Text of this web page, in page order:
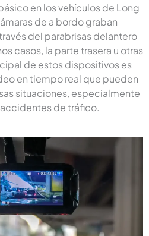
en los vehículos de Long
de a bordo graban
del parabrisas delantero
casos, la parte trasera u otras
de estos dispositivos es
en tiempo real que pueden
situaciones, especialmente
de tráfico.